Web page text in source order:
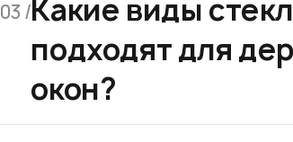
03 /Какие виды
подходят для
окон?